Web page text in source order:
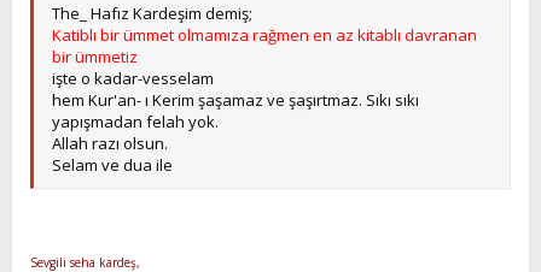
The_ Hafız Kardeşim demiş;
Katiblı bir ümmet olmamıza rağmen en az kitablı davranan
bir ümmetiz
işte o kadar-vesselam
hem Kur'an- ı Kerim şaşamaz ve şaşırtmaz. Sıkı sıkı
yapışmadan felah yok.
Allah razı olsun.
Selam ve dua ile
Sevgili seha kardeş,